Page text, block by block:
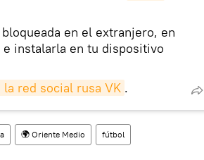
en el extranjero, en
e instalarla en tu dispositivo
la red social rusa VK .
🌍 Oriente Medio fútbol